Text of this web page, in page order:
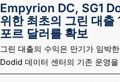
Empyrion DC, SG1
위한 최초의 그린 대출
포르 달러를 확보
그린 대출의 수익은 만기가 임박
Dodid 데이터 센터의 기존 운영을